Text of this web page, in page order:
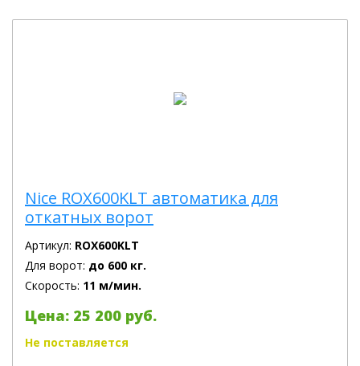
Nice ROX600KLT автоматика для
откатных ворот
Артикул: ROX600KLT
Для ворот: до 600 кг.
Скорость: 11 м/мин.
Цена: 25 200 руб.
Не поставляется